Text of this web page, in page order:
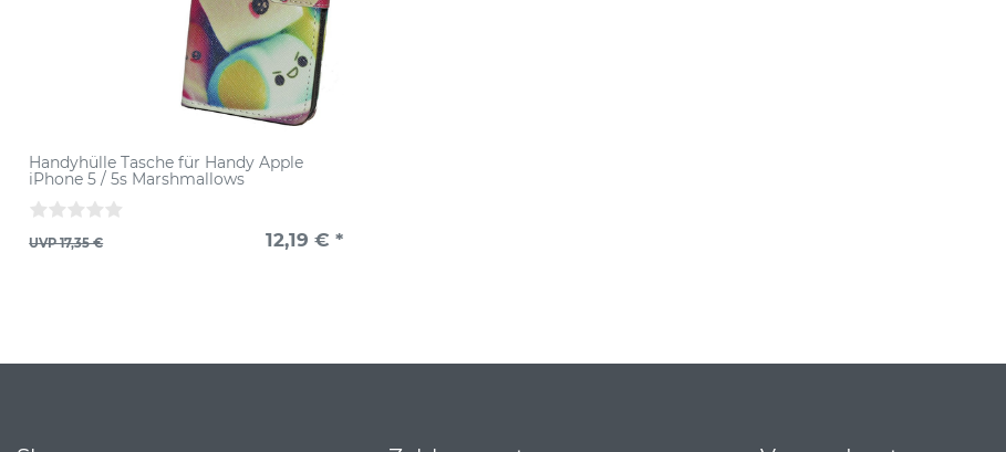
Handyhülle Tasche für Handy Apple
iPhone 5 / 5s Marshmallows
UVP 17,35 € 12,19 € *